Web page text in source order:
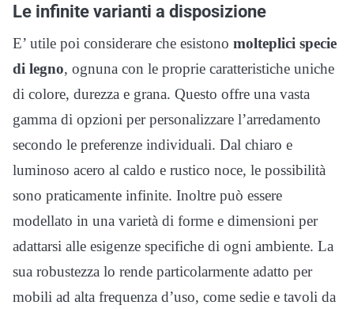
Le infinite varianti a disposizione
E’ utile poi considerare che esistono molteplici specie
di legno, ognuna con le proprie caratteristiche uniche
di colore, durezza e grana. Questo offre una vasta
gamma di opzioni per personalizzare l’arredamento
secondo le preferenze individuali. Dal chiaro e
luminoso acero al caldo e rustico noce, le possibilità
sono praticamente infinite. Inoltre può essere
modellato in una varietà di forme e dimensioni per
adattarsi alle esigenze specifiche di ogni ambiente. La
sua robustezza lo rende particolarmente adatto per
mobili ad alta frequenza d’uso, come sedie e tavoli da